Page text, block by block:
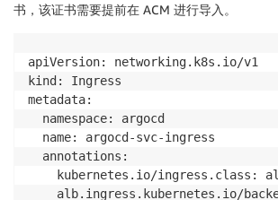
书，该证书需要提前在 ACM 进行导入。
apiVersion: networking.k8s.io/v1
kind: Ingress
metadata:
  namespace: argocd
  name: argocd-svc-ingress
  annotations:
kubernetes.io/ingress.class:
alb.ingress.kubernetes.io/